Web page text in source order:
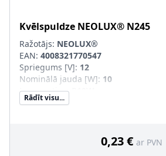
Kvēlspuldze NEOLUX® N245
Ražotājs: NEOLUX®
EAN: 4008321770547
Spriegums [V]: 12
Nominālā jauda [W]: 10
Lampas tips:
Kvēlspuldzes cokola konstrukcija
Rādīt visu...
0,23 € ar PVN